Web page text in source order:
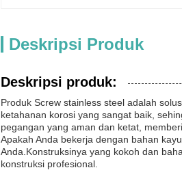
Deskripsi Produk
Deskripsi produk:
Produk Screw stainless steel adalah
ketahanan korosi yang sangat baik,
pegangan yang aman dan ketat,
Apakah Anda bekerja dengan bahan
Anda.Konstruksinya yang kokoh dan
konstruksi profesional.